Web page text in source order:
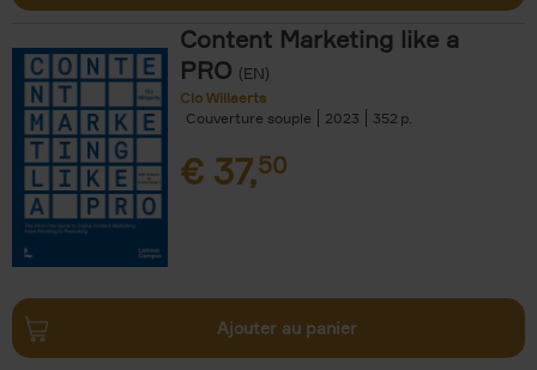
Content Marketing like a
PRO (EN)
Clo Willaerts
Couverture souple
2023 352
€ 37,50
Ajouter au panier